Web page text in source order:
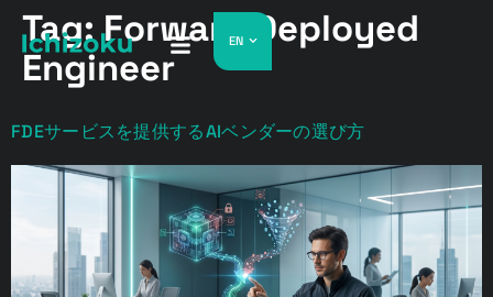
EN
Tag:Forward Deployed
Engineer
FDEサービスを提供するAIベンダーの選び方